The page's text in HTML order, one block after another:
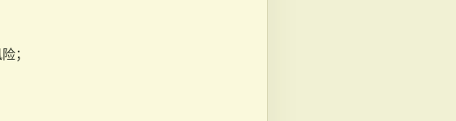
；